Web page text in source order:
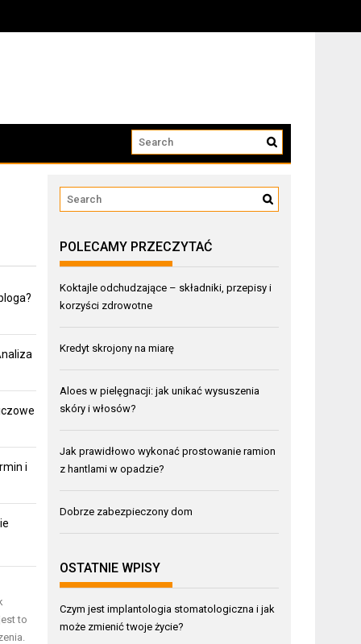
i
to
POLECAMY PRZECZYTAĆ
Koktajle odchudzające – składniki, przepisy i
korzyści zdrowotne
Kredyt skrojony na miarę
Aloes w pielęgnacji: jak unikać wysuszenia
skóry i włosów?
Jak prawidłowo wykonać prostowanie ramion
z hantlami w opadzie?
Dobrze zabezpieczony dom
OSTATNIE WPISY
Czym jest implantologia stomatologiczna i jak
może zmienić twoje życie?